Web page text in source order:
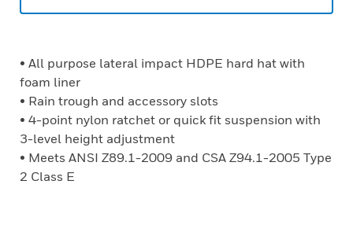
• All purpose lateral impact HDPE hard hat with
foam liner
• Rain trough and accessory slots
• 4-point nylon ratchet or quick fit suspension with
3-level height adjustment
• Meets ANSI Z89.1-2009 and CSA Z94.1-2005 Type
2 Class E